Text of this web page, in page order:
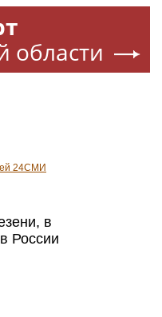
области
24СМИ
в
России